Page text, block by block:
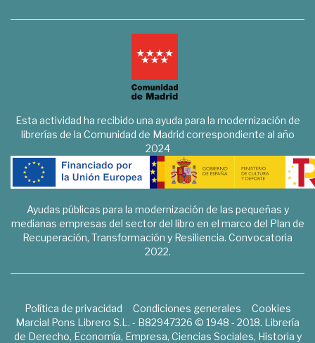
Esta actividad ha recibido una ayuda para la modernización de
librerías de la Comunidad de Madrid correspondiente al año
2024
Ayudas públicas para la modernización de las pequeñas y
medianas empresas del sector del libro en el marco del Plan de
Recuperación, Transformación y Resiliencia. Convocatoria
2022.
Política de privacidad Condiciones generales
Cookies
Marcial Pons Librero S.L. - B82947326 © 1948 - 2018. Librería
de Derecho, Economía, Empresa, Ciencias Sociales, Historia y